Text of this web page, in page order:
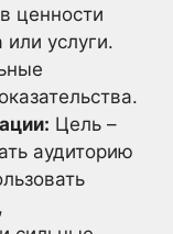
ценности
услуги.
Цель –
аудиторию